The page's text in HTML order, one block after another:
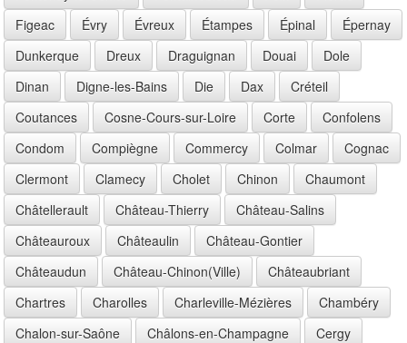
Figeac
Évry Évreux Étampes Épinal
Épernay
Dunkerque
Dreux Draguignan Douai
Dole
Dinan
Digne-les-Bains Die Dax
Créteil
Coutances
Cosne-Cours-sur-Loire Corte
Confolens
Condom
Compiègne Commercy Colmar
Cognac
Clermont
Clamecy Cholet Chinon
Chaumont
Châtellerault
Château-Thierry
Château-Salins
Châteauroux
Châteaulin
Château-Gontier
Châteaudun
Château-Chinon(Ville)
Châteaubriant
Chartres
Charolles Charleville-Mézières
Chambéry
Chalon-sur-Saône
Châlons-en-Champagne
Cergy